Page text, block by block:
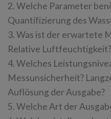
2. Welche Parameter
Quantifizierung des
3. Was ist der erwartete
Relative
4. Welches
Messunsicherheit?
Auflösung der Ausgabe?
5. Welche Art der